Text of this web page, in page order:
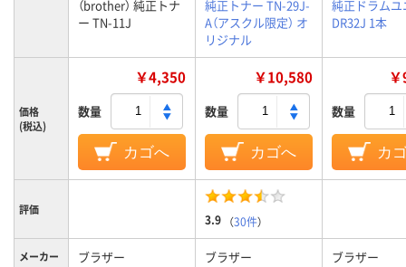
（brother） 純正トナ
ー TN-11J
純正トナー TN-29J-
A（アスクル限定） オ
リジナル
純正ドラムユ
DR32J 1本
価格
(税込)
￥4,350
数量
カゴへ
￥10,580
数量
カゴへ
数量
カ
評価
3.9 （30件）
メーカー ブラザー ブラザー ブラザー